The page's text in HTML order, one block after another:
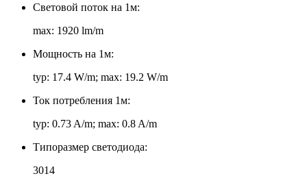
Световой поток на 1м:
max: 1920 lm/m
Мощность на 1м:
typ: 17.4 W/m; max: 19.2 W/m
Ток потребления 1м:
typ: 0.73 A/m; max: 0.8 A/m
Типоразмер светодиода:
3014